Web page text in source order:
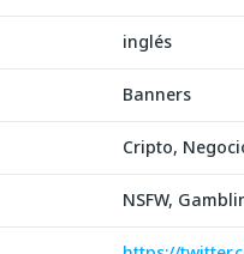
inglés
Banners
Cripto,
NSFW,